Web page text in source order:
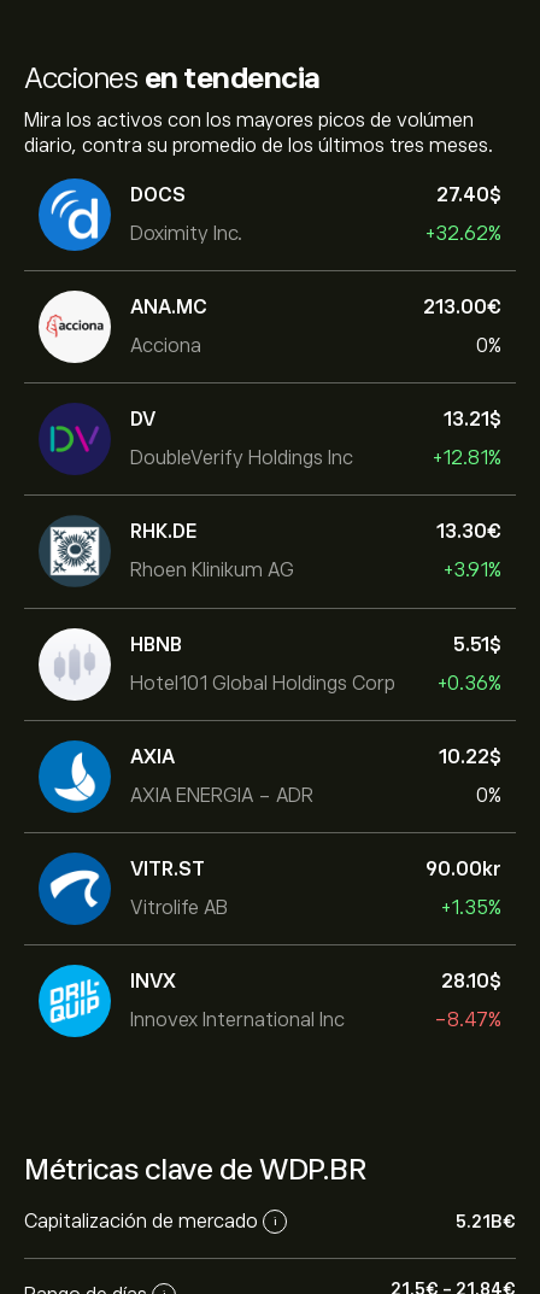
Acciones en tendencia
Mira los activos con los mayores picos de volúmen
diario, contra su promedio de los últimos tres meses.
DOCS
Doximity Inc.
27.40‎$‎
+32.62%
ANA.MC
Acciona
213.00‎€‎
0%
DV
DoubleVerify Holdings Inc
13.21‎$‎
+12.81%
RHK.DE
Rhoen Klinikum AG
13.30‎€‎
+3.91%
HBNB
Hotel101 Global Holdings Corp
5.51‎$‎
+0.36%
AXIA
AXIA ENERGIA - ADR
10.22‎$‎
0%
VITR.ST
Vitrolife AB
90.00‎kr‎
+1.35%
INVX
Innovex International Inc
28.10‎$‎
-8.47%
Métricas clave de WDP.BR
Capitalización de mercado i 5.21B‎€‎
21.5‎€‎ - 21.84‎€‎